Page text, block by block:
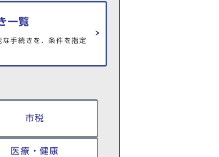
一覧
手続きを、条件を指定
市税
医療・健康